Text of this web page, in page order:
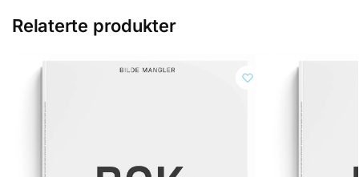
Relaterte produkter